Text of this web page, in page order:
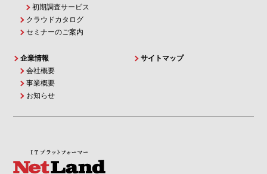
初期調査サービス
クラウドカタログ
セミナーのご案内
企業情報
会社概要
事業概要
お知らせ
サイトマップ